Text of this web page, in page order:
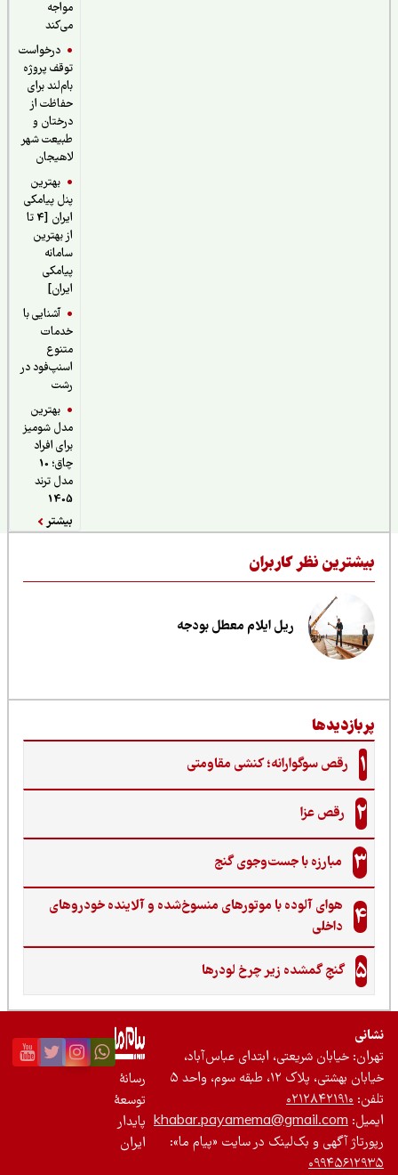
درخواست
توقف پروژه
بام‌لند برای
حفاظت از
درختان و
طبیعت شهر
لاهیجان
بهترین
پنل پیامکی
ایران [4 تا
از بهترین
سامانه
پیامکی
آشنایی با
خدمات
اسنپ‌فود در
بهترین
مدل شومیز
برای افراد
چاق؛ 10
مدل ترند
نظر کاربران
ریل ایلام معطل بودجه
رقص سوگوارانه؛ کنشی مقاومتی
رقص عزا
مبارزه با جست‌وجوی گنج‌
هوای آلوده با موتورهای منسوخ‌شده و آلاینده خودروهای
داخلی
گنجِ گمشده زیر چرخ لودرها
خیابان شریعتی، ابتدای عباس‌آباد،
بهشتی، پلاک ۱۲، طبقه سوم، واحد ۵
۰۲۱۲۸۴۲۱۹۱۰
khabar.payamema@gmail.com
آگهی و بک‌لینک در سایت «پیام ما»:
رسانۀ
توسعۀ
پایدار
ایران